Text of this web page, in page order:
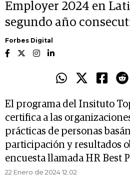
Employer 2024 en
segundo año
Forbes Digital
El programa del Insituto
certifica a las
prácticas de personas
participación y resultados
encuesta llamada HR Best
22 Enero de 2024 12.02